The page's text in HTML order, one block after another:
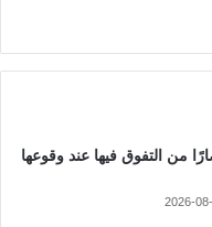
من التفوق فيها عند وقوعها
2026-